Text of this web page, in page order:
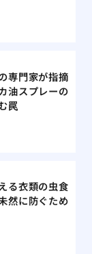
専門家が指摘
油スプレーの
罠
る衣類の虫食
然に防ぐため